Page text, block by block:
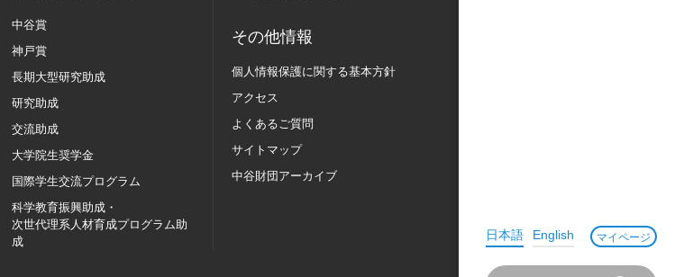
日本語 English マイページ
中谷賞
神戸賞
長期大型研究助成
研究助成
交流助成
大学院生奨学金
国際学生交流プログラム
科学教育振興助成・
次世代理系人材育成プログラム助
成
その他情報
個人情報保護に関する基本方針
アクセス
よくあるご質問
サイトマップ
中谷財団アーカイブ